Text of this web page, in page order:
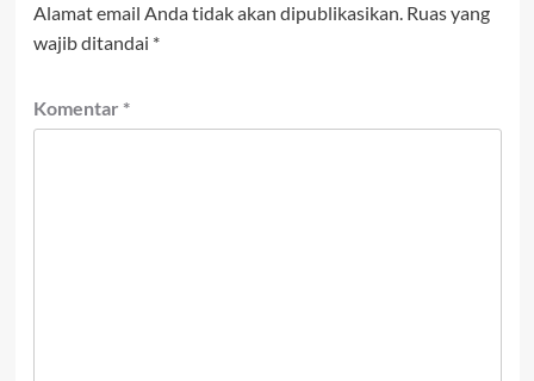
Alamat email Anda tidak akan dipublikasikan. Ruas yang
wajib ditandai *
Komentar *